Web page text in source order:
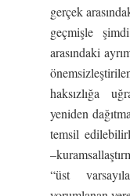
gerçek
geçmişle
arasındaki
haksızlığa
yeniden
temsil
“üst